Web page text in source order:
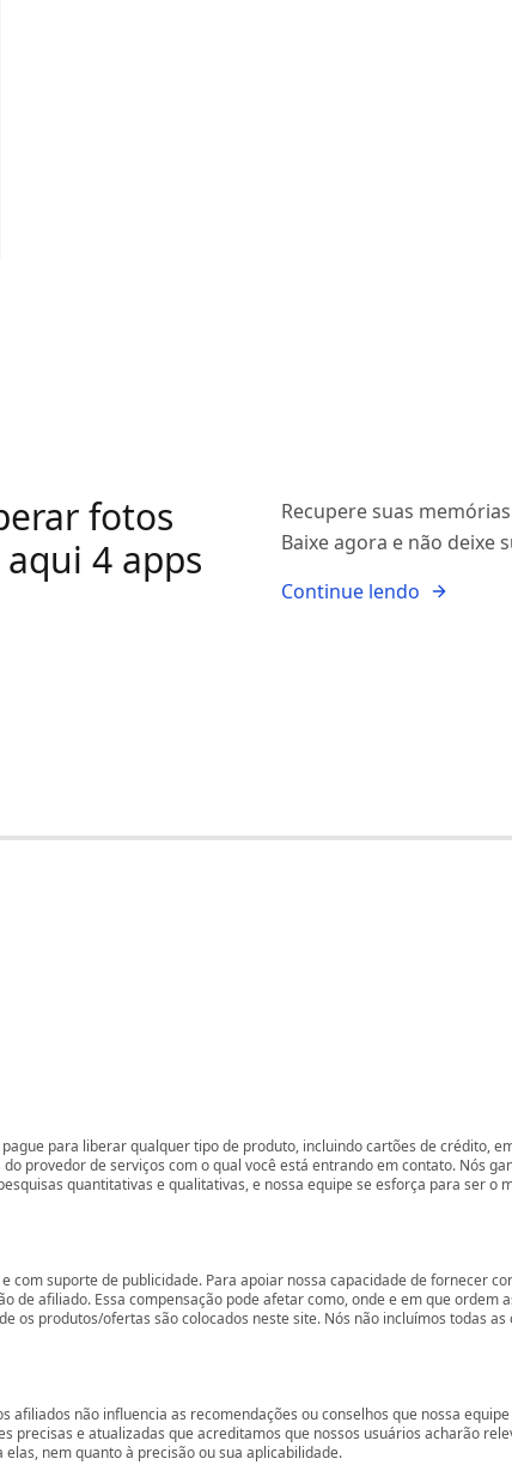
fotos
4 apps
Recupere suas
Baixe agora e não deixe
Continue lendo
para liberar qualquer tipo de produto, incluindo cartões de crédito,
provedor de serviços com o qual você está entrando em contato. Nós
quantitativas e qualitativas, e nossa equipe se esforça para ser
com suporte de publicidade. Para apoiar nossa capacidade de fornecer
de afiliado. Essa compensação pode afetar como, onde e em que
os produtos/ofertas são colocados neste site. Nós não incluímos todas
afiliados não influencia as recomendações ou conselhos que nossa
e atualizadas que acreditamos que nossos usuários acharão
nem quanto à precisão ou sua aplicabilidade.